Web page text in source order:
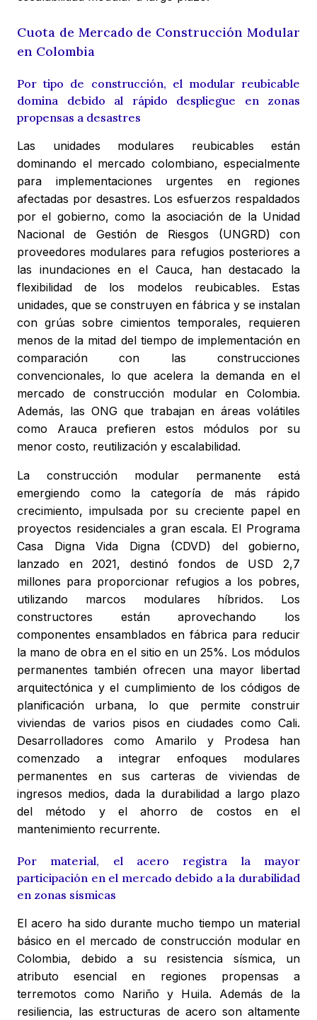
Cuota de Mercado de Construcción Modular
en Colombia
Por tipo de construcción, el modular reubicable
domina debido al rápido despliegue en zonas
propensas a desastres
Las unidades modulares reubicables están
dominando el mercado colombiano, especialmente
para implementaciones urgentes en regiones
afectadas por desastres. Los esfuerzos respaldados
por el gobierno, como la asociación de la Unidad
Nacional de Gestión de Riesgos (UNGRD) con
proveedores modulares para refugios posteriores a
las inundaciones en el Cauca, han destacado la
flexibilidad de los modelos reubicables. Estas
unidades, que se construyen en fábrica y se instalan
con grúas sobre cimientos temporales, requieren
menos de la mitad del tiempo de implementación en
comparación con las construcciones
convencionales, lo que acelera la demanda en el
mercado de construcción modular en Colombia.
Además, las ONG que trabajan en áreas volátiles
como Arauca prefieren estos módulos por su
menor costo, reutilización y escalabilidad.
La construcción modular permanente está
emergiendo como la categoría de más rápido
crecimiento, impulsada por su creciente papel en
proyectos residenciales a gran escala. El Programa
Casa Digna Vida Digna (CDVD) del gobierno,
lanzado en 2021, destinó fondos de USD 2,7
millones para proporcionar refugios a los pobres,
utilizando marcos modulares híbridos. Los
constructores están aprovechando los
componentes ensamblados en fábrica para reducir
la mano de obra en el sitio en un 25%. Los módulos
permanentes también ofrecen una mayor libertad
arquitectónica y el cumplimiento de los códigos de
planificación urbana, lo que permite construir
viviendas de varios pisos en ciudades como Cali.
Desarrolladores como Amarilo y Prodesa han
comenzado a integrar enfoques modulares
permanentes en sus carteras de viviendas de
ingresos medios, dada la durabilidad a largo plazo
del método y el ahorro de costos en el
mantenimiento recurrente.
Por material, el acero registra la mayor
participación en el mercado debido a la durabilidad
en zonas sísmicas
El acero ha sido durante mucho tiempo un material
básico en el mercado de construcción modular en
Colombia, debido a su resistencia sísmica, un
atributo esencial en regiones propensas a
terremotos como Nariño y Huila. Además de la
resiliencia, las estructuras de acero son altamente